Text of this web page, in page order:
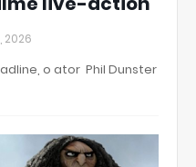
2026
o ator Phil Dunster